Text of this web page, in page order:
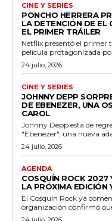
CINE Y SERIES
PONCHO HERRERA
LA DETENCIÓN DE EL
EL PRIMER TRÁILER
Netflix presentó el primer
película protagonizada por
24 julio, 2026
CINE Y SERIES
JOHNNY DEPP
DE EBENEZER, UNA
CAROL
Johnny Depp está de
"Ebenezer", una nueva
24 julio, 2026
AGENDA
COSQUÍN ROCK 2027
LA PRÓXIMA EDICIÓN
El Cosquín Rock ya
organización confirmó